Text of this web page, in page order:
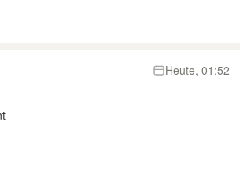
Heute, 01:52